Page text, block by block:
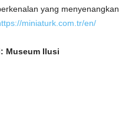
yang menyenangkan
miniaturk.com.tr/en/
Museum Ilusi